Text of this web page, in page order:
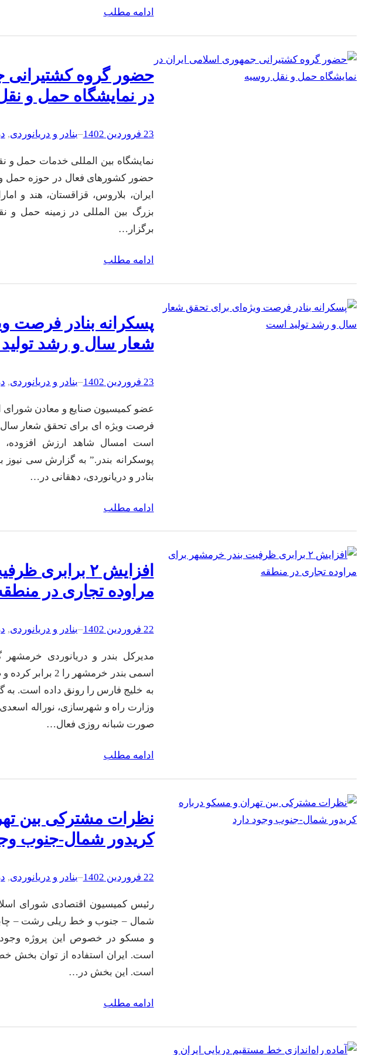
ادامه مطلب
حضور گروه کشتیرانی
در نمایشگاه حمل و
23 فروردین 1402 –بنادر و دریانوردی,
نمایشگاه بین المللی خدمات حمل و
حضور کشورهای فعال در حوزه حمل و
ایران، بلاروس، قزاقستان، هند و
برگزار…
ادامه مطلب
پسکرانه بنادر فرصت
شعار سال و رشد
23 فروردین 1402 –بنادر و دریانوردی,
عضو کمیسیون صنایع و معادن شورای
فرصت ویژه ای برای تحقق شعار
است امسال شاهد ارزش افزوده،
پوسکرانه بندر.” به گزارش سی نیوز
بنادر و دریانوردی، دهقانی در…
ادامه مطلب
افزایش ۲
مراوده تجاری در
22 فروردین 1402 –بنادر و دریانوردی,
مدیرکل بندر و دریانوردی خرمشهر
اسمی بندر خرمشهر
به خلیج فارس را رونق داده است. به
وزارت راه و شهرسازی، نوراله اسعدی
صورت شبانه روزی فعال…
ادامه مطلب
نظرات مشترکی بین
کریدور شمال-جنوب
22 فروردین 1402 –بنادر و دریانوردی,
رئیس کمیسیون اقتصادی شورای
شمال – جنوب و خط ریلی رشت –
و مسکو در خصوص این پروژه وجود
است. ایران استفاده از توان
است. این بخش در…
ادامه مطلب